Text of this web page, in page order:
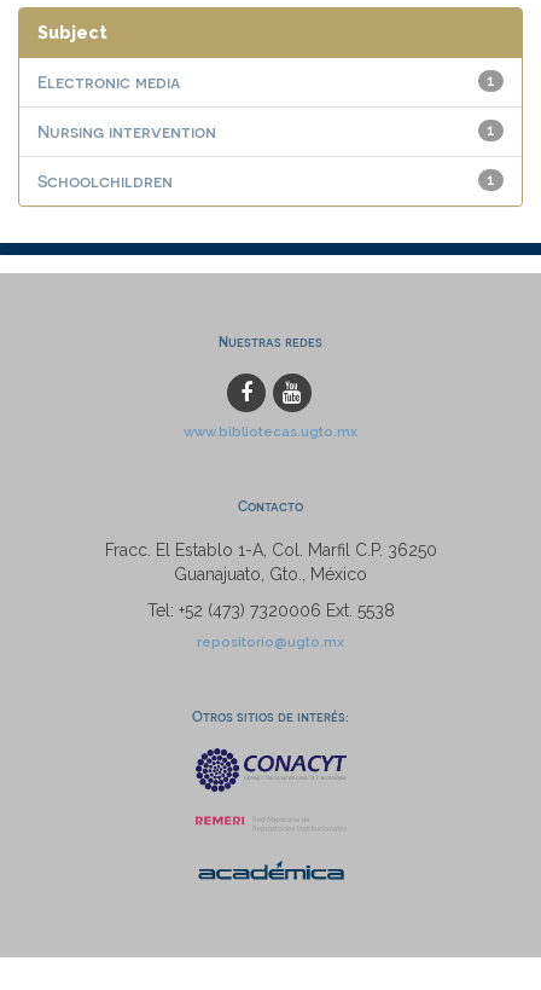
Subject
1
Electronic media
1
Nursing intervention
1
Schoolchildren
Nuestras redes
www.bibliotecas.ugto.mx
Contacto
Fracc. El Establo 1-A, Col. Marfil C.P. 36250
Guanajuato, Gto., México
Tel: +52 (473) 7320006 Ext. 5538
repositorio@ugto.mx
Otros sitios de interés: